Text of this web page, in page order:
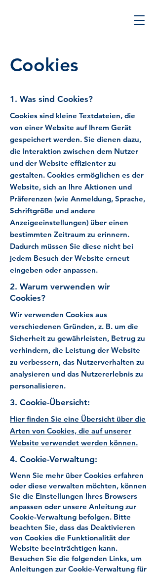
Cookies
1. Was sind Cookies?
Cookies sind kleine Textdateien, die
von einer Website auf Ihrem Gerät
gespeichert werden. Sie dienen dazu,
die Interaktion zwischen dem Nutzer
und der Website effizienter zu
gestalten. Cookies ermöglichen es der
Website, sich an Ihre Aktionen und
Präferenzen (wie Anmeldung, Sprache,
Schriftgröße und andere
Anzeigeeinstellungen) über einen
bestimmten Zeitraum zu erinnern.
Dadurch müssen Sie diese nicht bei
jedem Besuch der Website erneut
eingeben oder anpassen.
2. Warum verwenden wir
Cookies?
Wir verwenden Cookies aus
verschiedenen Gründen, z. B. um die
Sicherheit zu gewährleisten, Betrug zu
verhindern, die Leistung der Website
zu verbessern, das Nutzerverhalten zu
analysieren und das Nutzererlebnis zu
personalisieren.
3. Cookie-Übersicht:
Hier finden Sie eine Übersicht über die
Arten von Cookies, die auf unserer
Website verwendet werden können.
4. Cookie-Verwaltung:
Wenn Sie mehr über Cookies erfahren
oder diese verwalten möchten, können
Sie die Einstellungen Ihres Browsers
anpassen oder unsere Anleitung zur
Cookie-Verwaltung befolgen. Bitte
beachten Sie, dass das Deaktivieren
von Cookies die Funktionalität der
Website beeinträchtigen kann.
Besuchen Sie die folgenden Links, um
Anleitungen zur Cookie-Verwaltung für